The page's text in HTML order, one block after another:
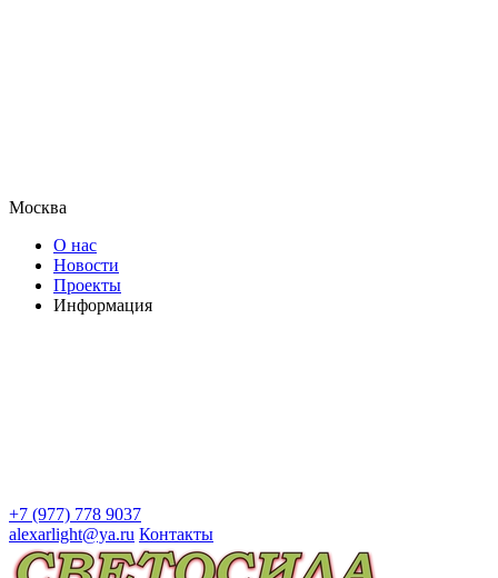
Москва
О нас
Новости
Проекты
Информация
+7 (977) 778 9037
alexarlight@ya.ru Контакты